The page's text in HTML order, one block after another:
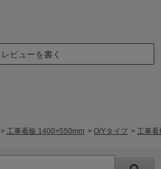
レビューを書く
> 工事看板 1400×550mm > O/Yタイプ > 工事看